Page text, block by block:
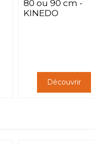
80 ou 90 cm -
KINEDO
Découvrir